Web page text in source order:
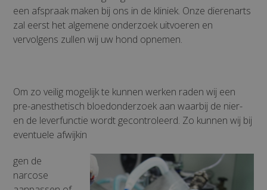
een afspraak maken bij ons in de kliniek. Onze dierenarts
zal eerst het algemene onderzoek uitvoeren en
vervolgens zullen wij uw hond opnemen.
Om zo veilig mogelijk te kunnen werken raden wij een
pre-anesthetisch bloedonderzoek aan waarbij de nier-
en de leverfunctie wordt gecontroleerd. Zo kunnen wij bij
eventuele afwijkin
gen de
narcose